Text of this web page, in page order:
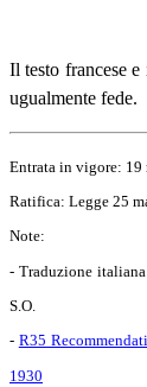
Il testo francese
ugualmente fede.
Entrata in vigore: 19
Ratifica: Legge 25
Note:
- Traduzione
S.O.
- R35
1930